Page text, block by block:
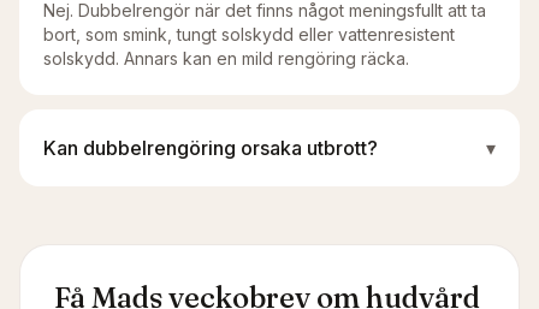
Nej. Dubbelrengör när det finns något meningsfullt att ta
bort, som smink, tungt solskydd eller vattenresistent
solskydd. Annars kan en mild rengöring räcka.
Kan dubbelrengöring orsaka utbrott? ▾
Få Mads veckobrev om hudvård